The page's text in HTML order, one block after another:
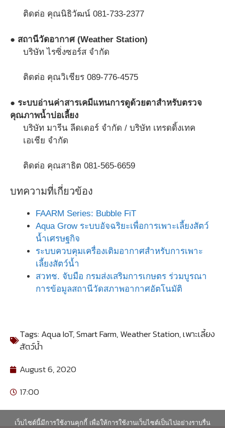
ติดต่อ คุณนิธิวัฒน์ 081-733-2377
● สถานีวัดอากาศ (Weather Station)
บริษัท ไรซิ่งซอร์ส จำกัด
ติดต่อ คุณวิเชียร 089-776-4575
● ระบบอ่านค่าสารเคมีแทนการดูด้วยตาสำหรับตรวจ
คุณภาพน้ำบ่อเลี้ยง
บริษัท มารีน ลีดเดอร์ จำกัด / บริษัท เทรดดิ้งเทค
เอเชีย จำกัด
ติดต่อ คุณสาธิต 081-565-6659
บทความที่เกี่ยวข้อง
FAARM Series: Bubble FiT
Aqua Grow ระบบอัจฉริยะเพื่อการเพาะเลี้ยงสัตว์
น้ำเศรษฐกิจ
ระบบควบคุมเครื่องเติมอากาศสำหรับการเพาะ
เลี้ยงสัตว์น้ำ
สวทช. จับมือ กรมส่งเสริมการเกษตร ร่วมบูรณา
การข้อมูลสถานีวัดสภาพอากาศอัตโนมัติ
Tags:Aqua IoT,Smart Farm,Weather Station,เพาะเลี้ยง
สัตว์น้ำ
August 6, 2020
17:00
เว็บไซต์นี้มีการใช้งานคุกกี้ เพื่อให้การใช้งานเว็บไซต์เป็นไปอย่างราบรื่น